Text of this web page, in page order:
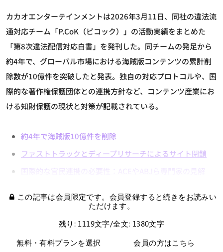
カカオエンターテインメントは2026年3月11日、同社の違法流
通対応チーム「P.CoK（ピコック）」の活動実績をまとめた
「第8次違法配信対応白書」を発刊した。同チームの発足から
約4年で、グローバル市場における海賊版コンテンツの累計削
除数が10億件を突破したと発表。独自の対応プロトコルや、国
際的な著作権保護団体との連携方針など、コンテンツ産業にお
ける知財保護の現状と対策が記載されている。
約4年で海賊版10億件を削除
ファストトラックとディープリサーチによるサイト閉鎖
国際的な官民連携の必要性：ACEやABJら専門家の見解
この記事は会員限定です。会員登録すると続きをお読みい
ただけます。
残り: 1119文字/全文: 1380文字
無料・有料プランを選択
会員の方はこちら